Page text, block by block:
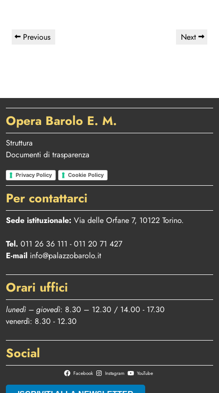
Navigazione
articoli
Previous
Previous
Next
Next
Opera Barolo E. M.
Struttura
Documenti di trasparenza
Privacy Policy Cookie Policy
Per contattarci
Sede istituzionale: Via delle Orfane 7, 10122 Torino.
Tel. 011 26 36 111 - 011 20 71 427
E-mail info@palazzobarolo.it
Orari uffici
lunedì – giovedì: 8.30 – 12.30 / 14.00 - 17.30
venerdì: 8.30 - 12.30
Social
Facebook Instagram YouTube